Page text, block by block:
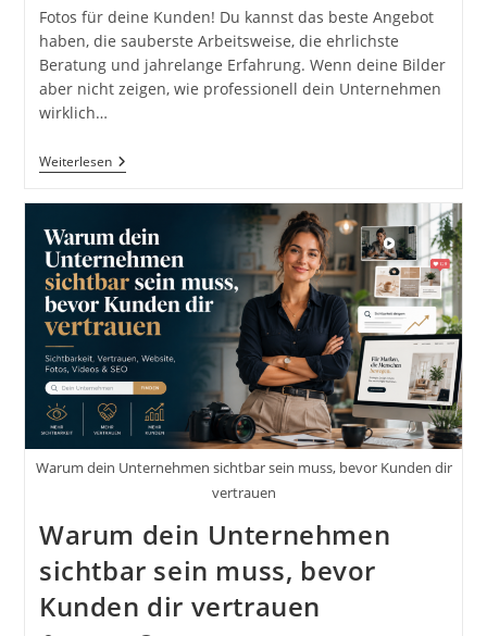
Fotos für deine Kunden! Du kannst das beste Angebot
haben, die sauberste Arbeitsweise, die ehrlichste
Beratung und jahrelange Erfahrung. Wenn deine Bilder
aber nicht zeigen, wie professionell dein Unternehmen
wirklich…
WeiterlesenVom
Foto
Wie
Professionelle
Bilder
Mehr
Vertrauen
Und
Anfragen
Schaffen
Warum dein Unternehmen sichtbar sein muss, bevor Kunden dir
vertrauen
Warum dein Unternehmen
sichtbar sein muss, bevor
Kunden dir vertrauen